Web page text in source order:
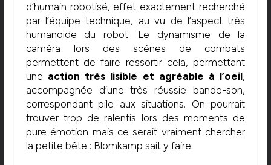
d’humain robotisé, effet exactement recherché
par l’équipe technique, au vu de l’aspect très
humanoïde du robot. Le dynamisme de la
caméra lors des scènes de combats
permettent de faire ressortir cela, permettant
une action très lisible et agréable à l’oeil,
accompagnée d’une très réussie bande-son,
correspondant pile aux situations. On pourrait
trouver trop de ralentis lors des moments de
pure émotion mais ce serait vraiment chercher
la petite bête : Blomkamp sait y faire.